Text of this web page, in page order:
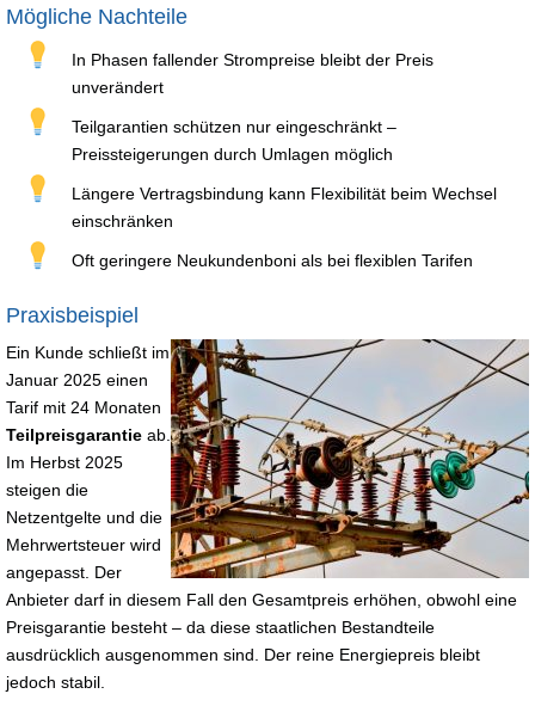
Mögliche Nachteile
In Phasen fallender Strompreise bleibt der Preis
unverändert
Teilgarantien schützen nur eingeschränkt –
Preissteigerungen durch Umlagen möglich
Längere Vertragsbindung kann Flexibilität beim Wechsel
einschränken
Oft geringere Neukundenboni als bei flexiblen Tarifen
Praxisbeispiel
Ein Kunde schließt im
Januar 2025 einen
Tarif mit 24 Monaten
Teilpreisgarantie ab.
Im Herbst 2025
steigen die
Netzentgelte und die
Mehrwertsteuer wird
angepasst. Der
Anbieter darf in diesem Fall den Gesamtpreis erhöhen, obwohl eine
Preisgarantie besteht – da diese staatlichen Bestandteile
ausdrücklich ausgenommen sind. Der reine Energiepreis bleibt
jedoch stabil.